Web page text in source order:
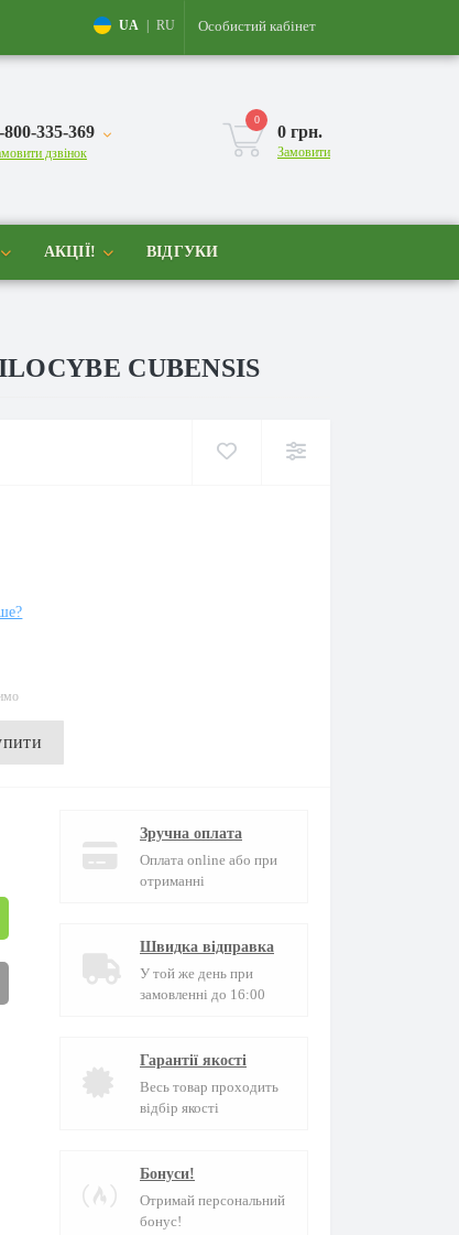
UA RU Особистий кабінет
800-335-369
дзвінок
0
0 грн.
Замовити
АКЦІЇ! ВІДГУКИ
CUBENSIS
Зручна оплата
Оплата online або при
отриманні
Швидка відправка
У той же день при
замовленні до 16:00
Гарантії якості
Весь товар проходить
відбір якості
Бонуси!
Отримай персональний
бонус!